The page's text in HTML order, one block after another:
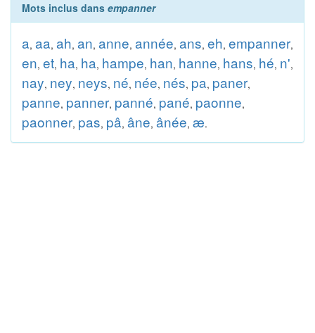
Mots inclus dans empanner
a, aa, ah, an, anne, année, ans, eh, empanner,
en, et, ha, ha, hampe, han, hanne, hans, hé, n',
nay, ney, neys, né, née, nés, pa, paner,
panne, panner, panné, pané, paonne,
paonner, pas, pâ, âne, ânée, æ.